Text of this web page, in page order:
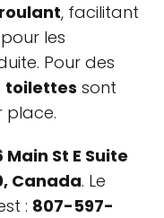
, facilitant
les
Pour des
toilettes sont
place.
Main St E Suite
Canada. Le
: 807-597-